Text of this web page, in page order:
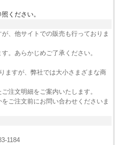
ください。
、他サイトでの販売も行っておりま
。あらかじめご了承ください。
ますが、弊社では大小さまざまな商
注文明細をご案内いたします。
ご注文前にお問い合わせくださいま
1184